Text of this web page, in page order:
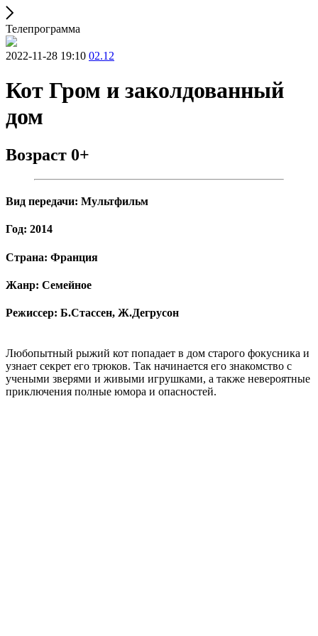
Телепрограмма
2022-11-28 19:10 02.12
Кот Гром и заколдованный
дом
Возраст 0+
Вид передачи: Мультфильм
Год: 2014
Страна: Франция
Жанр: Семейное
Режиссер: Б.Стассен, Ж.Дегрусон
Любопытный рыжий кот попадает в дом старого фокусника и
узнает секрет его трюков. Так начинается его знакомство с
учеными зверями и живыми игрушками, а также невероятные
приключения полные юмора и опасностей.